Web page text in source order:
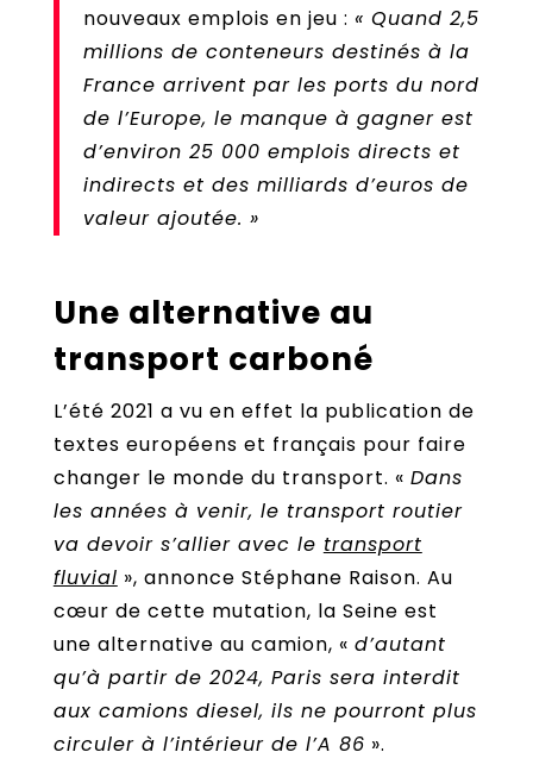
nouveaux emplois en jeu : « Quand 2,5
millions de conteneurs destinés à la
France arrivent par les ports du nord
de l’Europe, le manque à gagner est
d’environ 25 000 emplois directs et
indirects et des milliards d’euros de
valeur ajoutée. »
Une alternative au
transport carboné
L’été 2021 a vu en effet la publication de
textes européens et français pour faire
changer le monde du transport. « Dans
les années à venir, le transport routier
va devoir s’allier avec le transport
fluvial », annonce Stéphane Raison. Au
cœur de cette mutation, la Seine est
une alternative au camion, « d’autant
qu’à partir de 2024, Paris sera interdit
aux camions diesel, ils ne pourront plus
circuler à l’intérieur de l’A 86 ».